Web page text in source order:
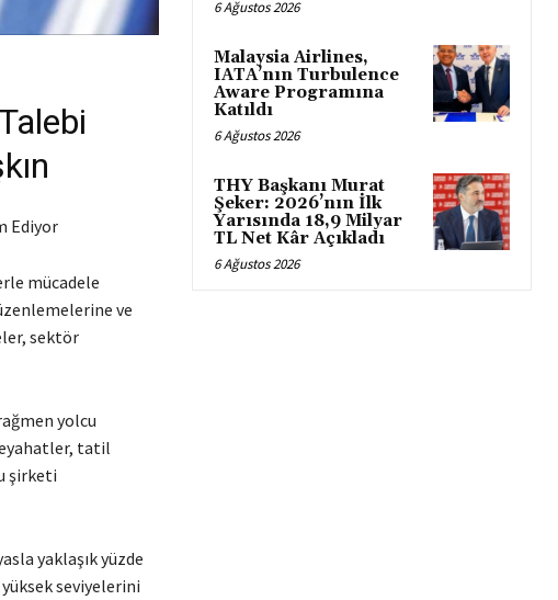
Ediyor
mücadele
ve
sektör
yolcu
tatil
şirketi
yaklaşık yüzde
seviyelerini
6 Ağustos 2026
Malaysia Airlines,
IATA’nın Turbulence
Aware Programına
Katıldı
6 Ağustos 2026
THY Başkanı Murat
Şeker: 2026’nın İlk
Yarısında 18,9 Milyar
TL Net Kâr Açıkladı
6 Ağustos 2026